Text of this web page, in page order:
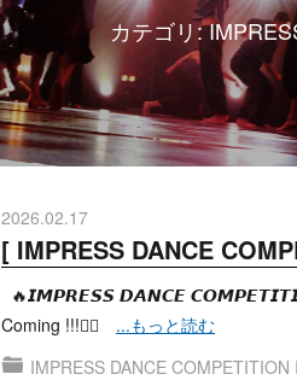
カテゴリ:
2026.02.17
[ IMPRESS DANCE
🔥𝙄𝙈𝙋𝙍𝙀𝙎𝙎 𝘿𝘼𝙉𝘾𝙀
Coming !!!❤️‍🔥
...もっと読む
IMPRESS DANCE COMPETITION